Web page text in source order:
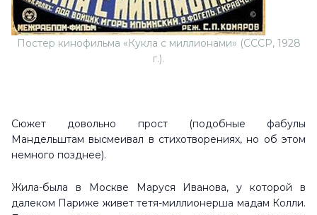
Постер кинофильма «Кукла с миллионами» (СССР, 1928
г.).
Сюжет довольно прост (подобные фабулы
Мандельштам высмеивал в стихотворениях, но об этом
немного позднее).
Жила-была в Москве Маруся Иванова, у которой в
далеком Париже живет тетя-миллионерша мадам Колли.